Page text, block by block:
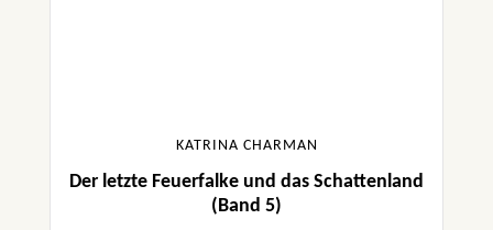
KATRINA CHARMAN
Der letzte Feuerfalke und das Schattenland
(Band 5)